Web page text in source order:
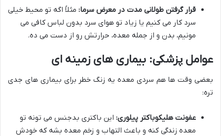
قرار گرفتن طولانی مدت در معرض سرما: مثلاً اگه تو محیط خیلی
سرد کار می کنیم یا زیاد تو هوای سرد بدون لباس کافی می
مونیم، بدن و از جمله معده، حرارتش رو از دست می ده.
عوامل پزشکی: بیماری های زمینه ای
بعضی وقت ها هم سردی معده یه زنگ خطر برای بیماری های جدی
تره:
عفونت هلیکوباکتر پیلوری: این باکتری بدجنس می تونه تو
معده زندگی کنه و باعث التهاب و زخم معده بشه که خودش